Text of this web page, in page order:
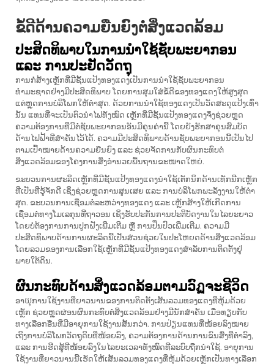
ຂໍ້ດີດ້ານຄວາມຍືນຍົງຕໍ່ສິ່ງແວດລ້ອມ
ປະສິດທິພາບໃນການນຳໃຊ້ຊັບພະຍາກອນ
ແລະ ການປະຢັດວັດຖຸ
ການກໍ່ສ້າງເຫຼັກທີ່ມີຊັ້ນແປ້ງທອງແດງເປັນການນຳໃຊ້ຊັບພະຍາກອນ
ທຳມະຊາດຢ່າງມີປະສິດທິພາບ ໂດຍການສຸມໃສ່ຂໍ້ດີຂອງທອງແດງໃຫ້ສູງສຸດ
ແຕ່ຫຼຸດການບໍລິໂພກໃຫ້ຕ່ຳສຸດ. ດ້ວຍການນຳໃຊ້ທອງແດງເປັນວັດສະດຸແປ້ງເທົ່າ
ນັ້ນ ແທນທີ່ຈະເປັນຕົວນຳໄຟທັງໝົດ ເຫຼັກທີ່ມີຊັ້ນແປ້ງທອງແດງຈຶ່ງຊ່ວຍຫຼຸດ
ຄວາມຕ້ອງການທີ່ມີຕໍ່ຊັບພະຍາກອນອັນມີຄຸນຄ່ານີ້ ໂດຍຍັງຮັກສາຄຸນສົມບັດ
ດ້ານໄຟຟ້າທີ່ສຳຄັນໄວ້ໄດ້. ຄວາມມີປະສິດທິພາບດ້ານຊັບພະຍາກອນນີ້ເປັນໄປ
ຕາມເປົ້າໝາຍດ້ານຄວາມຍືນຍົງ ແລະ ຊ່ວຍຈັດການກັບຜົນກະທົບຕໍ່
ສິ່ງແວດລ້ອມຂອງໂຄງການສິ່ງອຳນວຍພື້ນຖານຂະໜາດໃຫຍ່.
ຂະບວນການຜະລິດເຫຼັກທີ່ມີຊັ້ນແປ້ງທອງແດງນຳໃຊ້ເຕັກນິກດ້ານເທັກນີກເຫຼັກ
ທີ່ເປັນທີ່ຮູ້ຈັກດີ ເຊິ່ງຊ່ວຍຫຼຸດການສູນເສຍ ແລະ ການບໍລິໂພກພະລັງງານໃຫ້ຕ່ຳ
ສຸດ. ຂະບວນການເຊື່ອມຕໍ່ລະຫວ່າງທອງແດງ ແລະ ເຫຼັກສ້າງໃຫ້ເກີດການ
ເຊື່ອມຕໍ່ທາງໂມເລກຸນທີ່ຖາວອນ ເຊິ່ງຮັບປະກັນການປະຕິບັດງານໃນໄລຍະຍາວ
ໂດຍບໍ່ຕ້ອງການການປູກຝັງເພີ່ມເຕີມ ຫຼື ການປິ່ນປົວເພີ່ມເຕີມ. ຄວາມມີ
ປະສິດທິພາບດ້ານການຜະລິດນີ້ເປັນສ່ວນຊ່ວຍໃນປະໂຫຍດດ້ານສິ່ງແວດລ້ອມ
ໂດຍລວມຂອງການເລືອກໃຊ້ເຫຼັກທີ່ມີຊັ້ນແປ້ງທອງແດງສຳລັບການຕິດຕັ້ງຢູ່
ພາຍໃຕ້ດິນ.
ຜົນກະທົບດ້ານສິ່ງແວດລ້ອມຕາມວົฏຈະຊີວິດ
ອາយຸການໃຊ້ງານທີ່ຍາວນານຂອງການຕິດຕັ້ງເສັ້ນລວມທອງແດງທີ່ຫຸ້ມດ້ວຍ
ເຫຼັກ ຊ່ວຍຫຼຸດຜ່ອນຜົນກະທົບຕໍ່ສິ່ງແວດລ້ອມຢ່າງມີນັກສຳຄັນ ເມື່ອທຽບກັບ
ທາງເລືອກອື່ນທີ່ມີອາຍຸການໃຊ້ງານສັ້ນກວ່າ. ການປ່ຽນແທນທີ່ໜ້ອຍລົງໝາຍ
ເຖິງການບໍລິໂພກວັດຖຸດິບທີ່ໜ້ອຍລົງ, ຄວາມຕ້ອງການດ້ານການຂົນສົ່ງທີ່ຕ່ຳລົງ,
ແລະ ການຮີດສູ້ທີ່ໜ້ອຍລົງໃນໄລຍະເວລາທັງໝົດທີ່ລະບົບຖືກນຳໃຊ້. ອາຍຸການ
ໃຊ້ງານທີ່ຍາວນານນີ້ເຮັດໃຫ້ເສັ້ນລວມທອງແດງທີ່ຫຸ້ມດ້ວຍເຫຼັກເປັນທາງເລືອກ